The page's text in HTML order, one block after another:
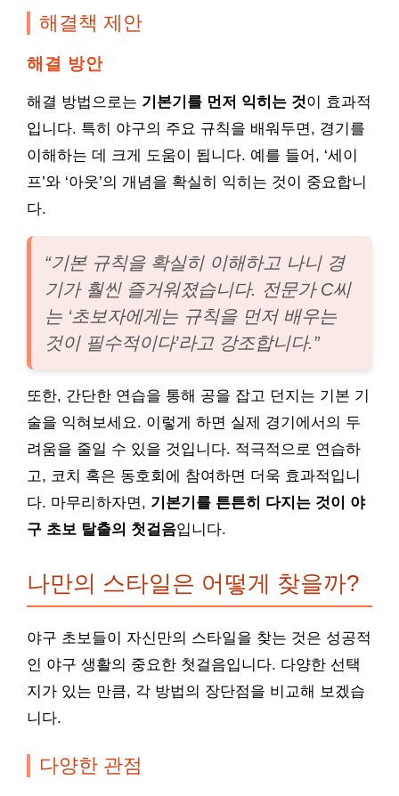
해결책 제안
해결 방안
해결 방법으로는 기본기를 먼저 익히는 것이 효과적
입니다. 특히 야구의 주요 규칙을 배워두면, 경기를
이해하는 데 크게 도움이 됩니다. 예를 들어, ‘세이
프’와 ‘아웃’의 개념을 확실히 익히는 것이 중요합니
다.
“기본 규칙을 확실히 이해하고 나니 경
기가 훨씬 즐거워졌습니다. 전문가 C씨
는 ‘초보자에게는 규칙을 먼저 배우는
것이 필수적이다’라고 강조합니다.”
또한, 간단한 연습을 통해 공을 잡고 던지는 기본 기
술을 익혀보세요. 이렇게 하면 실제 경기에서의 두
려움을 줄일 수 있을 것입니다. 적극적으로 연습하
고, 코치 혹은 동호회에 참여하면 더욱 효과적입니
다. 마무리하자면, 기본기를 튼튼히 다지는 것이 야
구 초보 탈출의 첫걸음입니다.
나만의 스타일은 어떻게 찾을까?
야구 초보들이 자신만의 스타일을 찾는 것은 성공적
인 야구 생활의 중요한 첫걸음입니다. 다양한 선택
지가 있는 만큼, 각 방법의 장단점을 비교해 보겠습
니다.
다양한 관점